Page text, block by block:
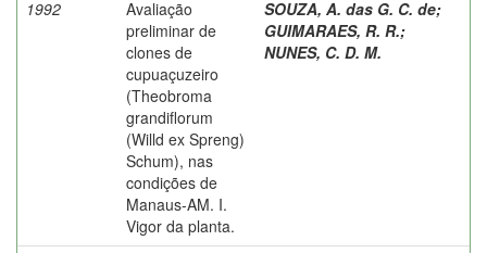
1992
Avaliação
preliminar de
clones de
cupuaçuzeiro
(Theobroma
grandiflorum
(Willd ex Spreng)
Schum), nas
condições de
Manaus-AM. I.
Vigor da planta.
SOUZA, A. das G. C. de;
GUIMARAES, R. R.;
NUNES, C. D. M.